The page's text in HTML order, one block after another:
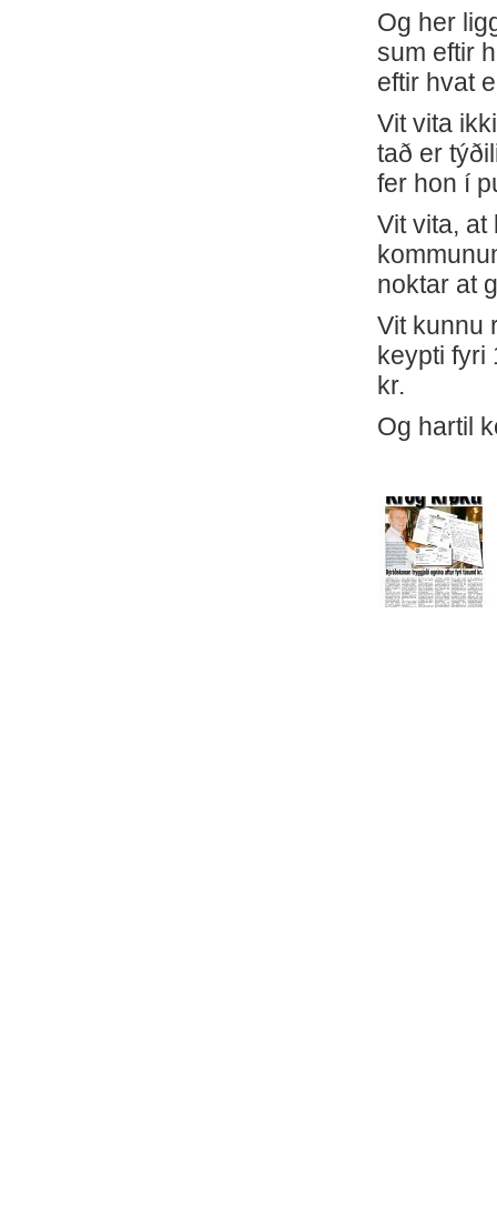
Og her
sum eftir
eftir hvat
Vit vita
tað er
fer hon í
Vit vita,
noktar at
Vit kunnu
keypti fyri
kr.
Og hartil